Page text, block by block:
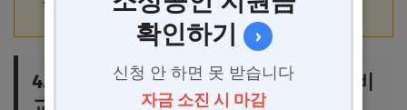
4. 임대사업자 유형별 세금 신고 경험 비
확인하기
›
신청 안 하면 못 받습니다
자금 소진 시 마감